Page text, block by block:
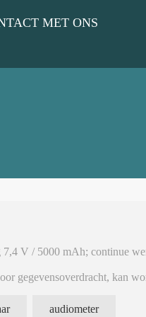
MET ONS
V / 5000 mAh; continue
gegevensoverdracht, kan
is ongeveer 910 g, het
audiometer